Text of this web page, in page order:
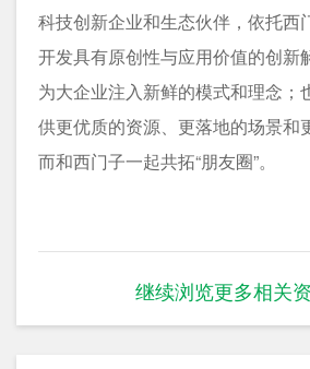
科技创新企业和生态伙伴，依托西
开发具有原创性与应用价值的创新
为大企业注入新鲜的模式和理念；
供更优质的资源、更落地的场景和
而和西门子一起共拓“朋友圈”。
继续浏览更多相关